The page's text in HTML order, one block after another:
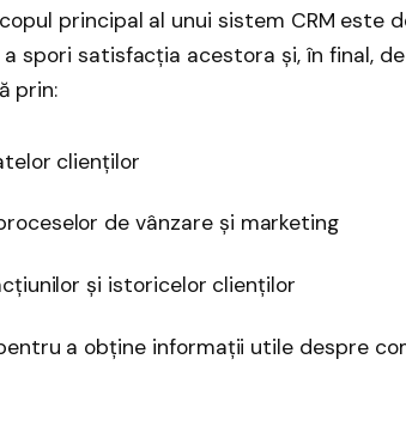
principal al unui sistem CRM este
spori satisfacția acestora și, în final,
prin:
clienților
de vânzare și marketing
și istoricelor clienților
a obține informații utile despre